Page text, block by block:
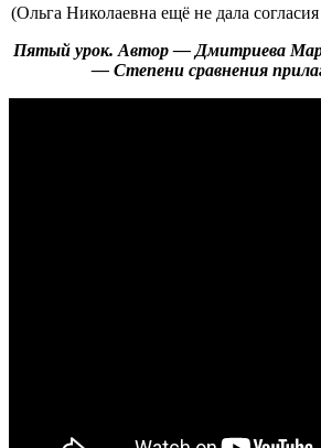
(Ольга Николаевна ещё не дала
Пятый урок. Автор — Дмитриева
— Степени сравнения